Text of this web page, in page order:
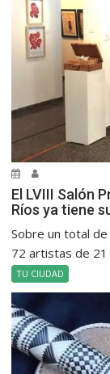
El LVIII Salón
Ríos ya tiene
Sobre un total
72 artistas de 21
TU CIUDAD